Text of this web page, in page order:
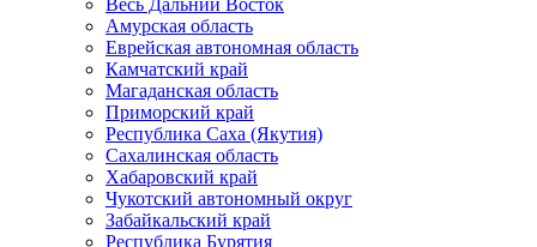
Весь Дальний Восток
Амурская область
Еврейская автономная область
Камчатский край
Магаданская область
Приморский край
Республика Саха (Якутия)
Сахалинская область
Хабаровский край
Чукотский автономный округ
Забайкальский край
Республика Бурятия